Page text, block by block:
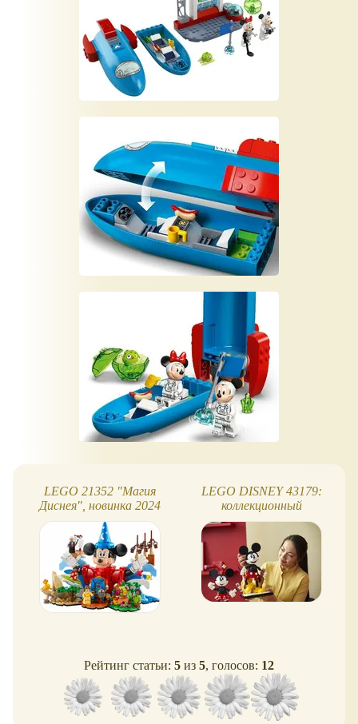
LEGO 21352 "Магия
Диснея", новинка 2024
LEGO DISNEY 43179:
коллекционный
конструктор Микки и
Минни Маус
Рейтинг статьи: 5 из 5, голосов: 12